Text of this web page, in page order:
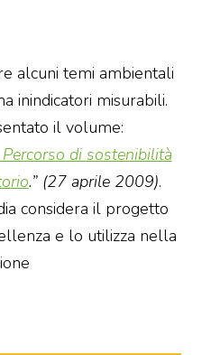
alcuni temi ambientali
inindicatori misurabili.
il volume:
di sostenibilità
.” (27 aprile 2009).
considera il progetto
e lo utilizza nella